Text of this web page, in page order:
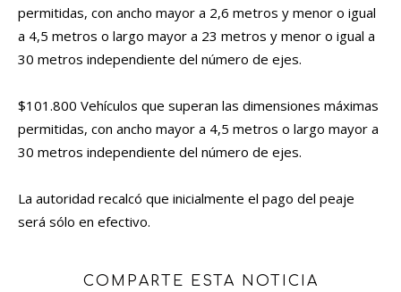
permitidas, con ancho mayor a 2,6 metros y menor o igual
a 4,5 metros o largo mayor a 23 metros y menor o igual a
30 metros independiente del número de ejes.
$101.800 Vehículos que superan las dimensiones máximas
permitidas, con ancho mayor a 4,5 metros o largo mayor a
30 metros independiente del número de ejes.
La autoridad recalcó que inicialmente el pago del peaje
será sólo en efectivo.
COMPARTE ESTA NOTICIA